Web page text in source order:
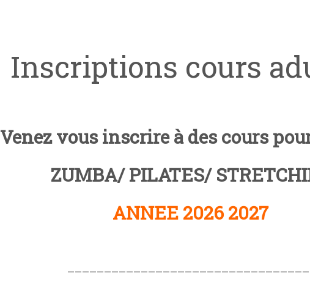
Inscriptions cours
Venez vous inscrire à des cours
ZUMBA/ PILATES/
ANNEE 2026 2027